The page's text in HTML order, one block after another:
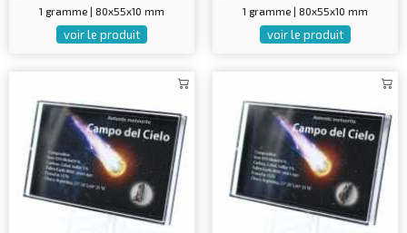
1 gramme | 80x55x10 mm
voir le produit
1 gramme | 80x55x10 mm
voir le produit